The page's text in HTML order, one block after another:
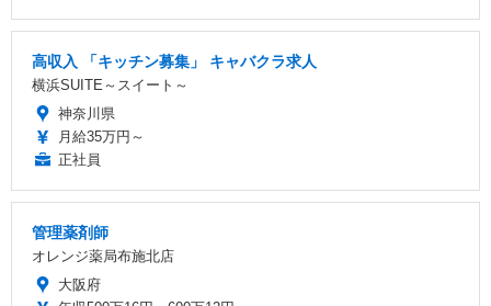
高収入 「キッチン募集」 キャバクラ求人
横浜SUITE～スイート～
神奈川県
月給35万円～
正社員
管理薬剤師
オレンジ薬局布施北店
大阪府